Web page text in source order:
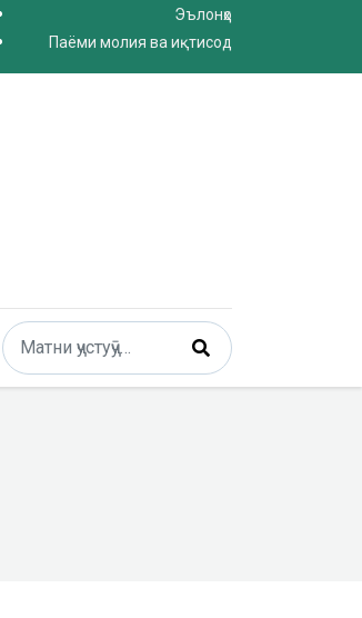
Эълонҳо
Паёми молия ва иқтисод
Поиск
Type 2 or more characters for results.